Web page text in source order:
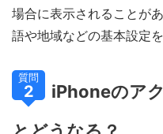
場合に表示されることが
語や地域などの基本設定
質問
2
iPhoneのア